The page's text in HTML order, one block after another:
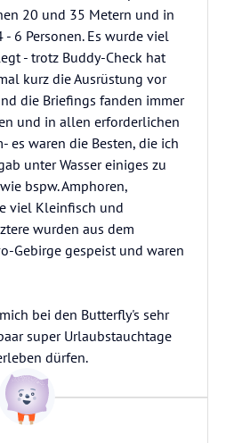
20 und 35 Metern und in
6 Personen. Es wurde viel
- trotz Buddy-Check hat
kurz die Ausrüstung vor
die Briefings fanden immer
und in allen erforderlichen
es waren die Besten, die ich
unter Wasser einiges zu
bspw. Amphoren,
viel Kleinfisch und
wurden aus dem
Gebirge gespeist und waren
bei den Butterfly's sehr
super Urlaubstauchtage
dürfen.